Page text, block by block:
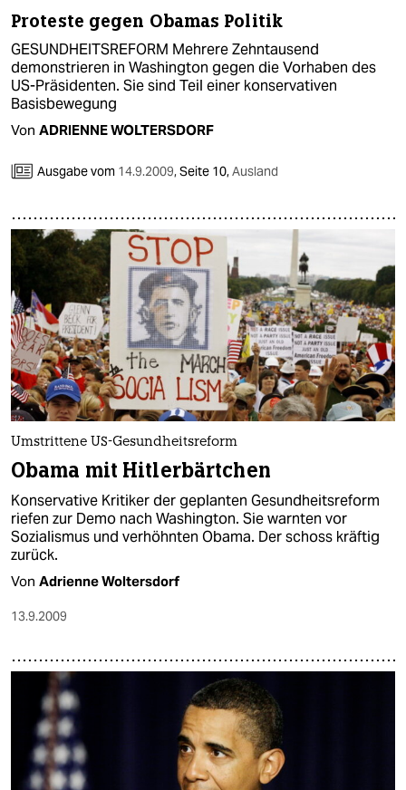
Proteste gegen Obamas Politik
GESUNDHEITSREFORM Mehrere Zehntausend
demonstrieren in Washington gegen die Vorhaben des
US-Präsidenten. Sie sind Teil einer konservativen
Basisbewegung
Von ADRIENNE WOLTERSDORF
Ausgabe vom 14.9.2009,Seite 10,Ausland
Umstrittene US-Gesundheitsreform
Obama mit Hitlerbärtchen
Konservative Kritiker der geplanten Gesundheitsreform
riefen zur Demo nach Washington. Sie warnten vor
Sozialismus und verhöhnten Obama. Der schoss kräftig
zurück.
Von Adrienne Woltersdorf
13.9.2009